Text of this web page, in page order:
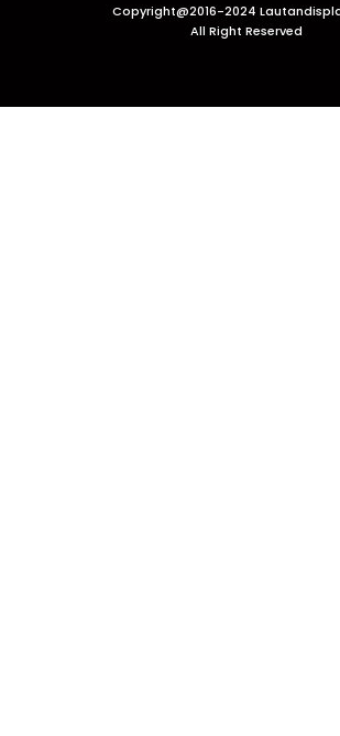
Copyright@2016-2024
All Right Reserved